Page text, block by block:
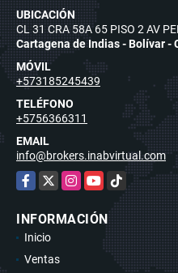
UBICACIÓN
CL 31 CRA 58A 65 PISO 2 AV
Cartagena de Indias - Bolívar -
MÓVIL
+573185245439
TELÉFONO
+5756366311
EMAIL
info@brokers.inabvirtual.com
Facebook
X Instagram
YouTubeTikTok
INFORMACIÓN
Inicio
Ventas